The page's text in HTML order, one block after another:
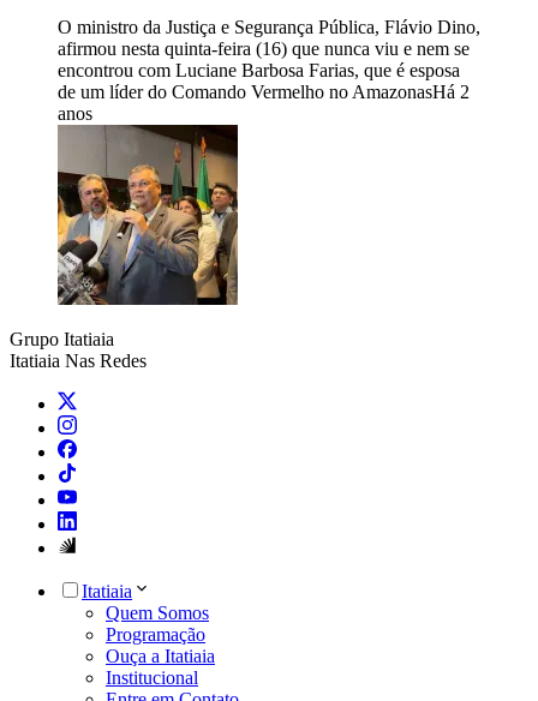
O ministro da Justiça e Segurança Pública, Flávio Dino,
afirmou nesta quinta-feira (16) que nunca viu e nem se
encontrou com Luciane Barbosa Farias, que é esposa
de um líder do Comando Vermelho no AmazonasHá 2
anos
Grupo Itatiaia
Itatiaia Nas Redes
Itatiaia
Quem Somos
Programação
Ouça a Itatiaia
Institucional